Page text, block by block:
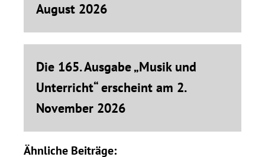
August 2026
Die 165. Ausgabe „Musik und
Unterricht“ erscheint am 2.
November 2026
Ähnliche Beiträge: